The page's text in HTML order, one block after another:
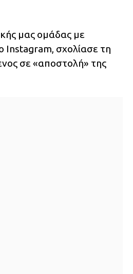
μας ομάδας με
Instagram, σχολίασε τη
σε «αποστολή» της